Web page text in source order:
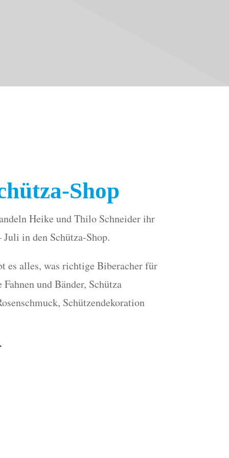
Shop
Heike und Thilo Schneider ihr
in den Schütza-Shop.
es alles, was richtige Biberacher für
und Bänder, Schütza
Schützendekoration